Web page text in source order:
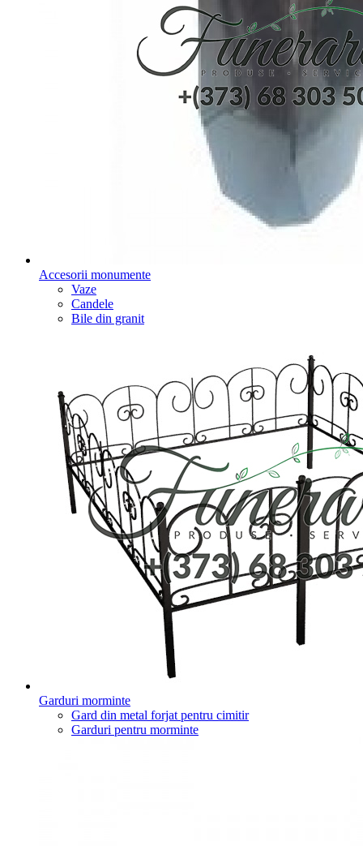
Accesorii monumente
Vaze
Candele
Bile din granit
Garduri morminte
Gard din metal forjat pentru cimitir
Garduri pentru morminte